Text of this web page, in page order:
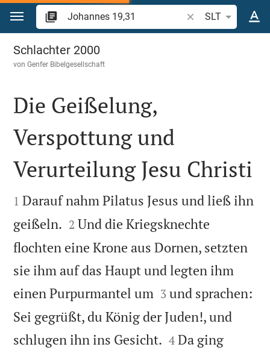
Zum Inhalt springen
Bibelstelle oder
SLT
Johannes 19
Schlachter 2000
vonGenfer Bibelgesellschaft

Die Geißelung,
Verspottung und
Verurteilung Jesu Christi

1 Darauf nahm Pilatus Jesus und ließ ihn
geißeln. 

2 Und die Kriegsknechte
flochten eine Krone aus Dornen, setzten
sie ihm auf das Haupt und legten ihm
einen Purpurmantel um 

3 und sprachen:
Sei gegrüßt, du König der Juden!, und
schlugen ihn ins Gesicht. 

4 Da ging